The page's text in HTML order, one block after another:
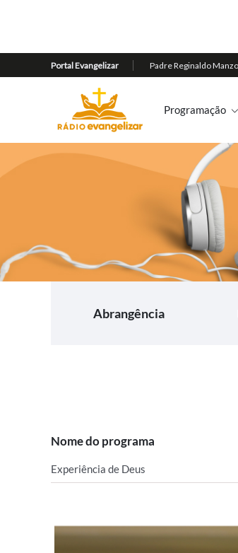
Programação
Abrangência
Nome do programa
Experiência de Deus